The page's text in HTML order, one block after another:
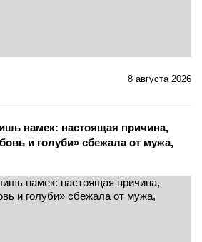
8 августа 2026
намек: настоящая причина,
и голуби» сбежала от мужа,